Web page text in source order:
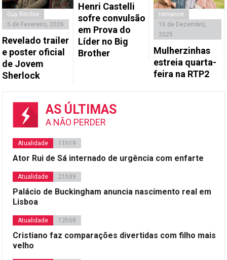
Guy Ritchie
5 de Fevereiro, 2026
Revelado trailer
e poster oficial
de Jovem
Sherlock
Henri Castelli
sofre convulsão
em Prova do
Líder no Big
Brother
romance
16 de Dezembro,
2025
Mulherzinhas
estreia quarta-
feira na RTP2
AS ÚLTIMAS
A NÃO PERDER
Atualidade 11h19
Ator Rui de Sá internado de urgência com enfarte
Atualidade 21h39
Palácio de Buckingham anuncia nascimento real em
Lisboa
Atualidade 12h58
Cristiano faz comparações divertidas com filho mais
velho